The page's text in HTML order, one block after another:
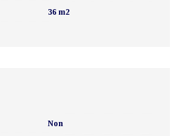
36 m2
Non